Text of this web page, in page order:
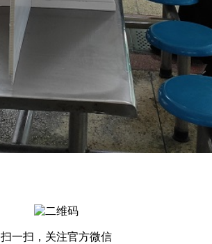
扫一扫，关注官方微信